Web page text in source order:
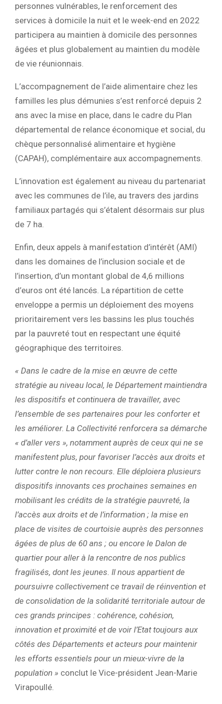
personnes vulnérables, le renforcement des
services à domicile la nuit et le week-end en 2022
participera au maintien à domicile des personnes
âgées et plus globalement au maintien du modèle
de vie réunionnais.
L’accompagnement de l’aide alimentaire chez les
familles les plus démunies s’est renforcé depuis 2
ans avec la mise en place, dans le cadre du Plan
départemental de relance économique et social, du
chèque personnalisé alimentaire et hygiène
(CAPAH), complémentaire aux accompagnements.
L’innovation est également au niveau du partenariat
avec les communes de l’ile, au travers des jardins
familiaux partagés qui s’étalent désormais sur plus
de 7 ha.
Enfin, deux appels à manifestation d’intérêt (AMI)
dans les domaines de l’inclusion sociale et de
l’insertion, d’un montant global de 4,6 millions
d’euros ont été lancés. La répartition de cette
enveloppe a permis un déploiement des moyens
prioritairement vers les bassins les plus touchés
par la pauvreté tout en respectant une équité
géographique des territoires.
« Dans le cadre de la mise en œuvre de cette
stratégie au niveau local, le Département maintiendra
les dispositifs et continuera de travailler, avec
l’ensemble de ses partenaires pour les conforter et
les améliorer. La Collectivité renforcera sa démarche
« d’aller vers », notamment auprès de ceux qui ne se
manifestent plus, pour favoriser l’accès aux droits et
lutter contre le non recours. Elle déploiera plusieurs
dispositifs innovants ces prochaines semaines en
mobilisant les crédits de la stratégie pauvreté, la
l’accès aux droits et de l’information ; la mise en
place de visites de courtoisie auprès des personnes
âgées de plus de 60 ans ; ou encore le Dalon de
quartier pour aller à la rencontre de nos publics
fragilisés, dont les jeunes. Il nous appartient de
poursuivre collectivement ce travail de réinvention et
de consolidation de la solidarité territoriale autour de
ces grands principes : cohérence, cohésion,
innovation et proximité et de voir l’Etat toujours aux
côtés des Départements et acteurs pour maintenir
les efforts essentiels pour un mieux-vivre de la
population » conclut le Vice-président Jean-Marie
Virapoullé.